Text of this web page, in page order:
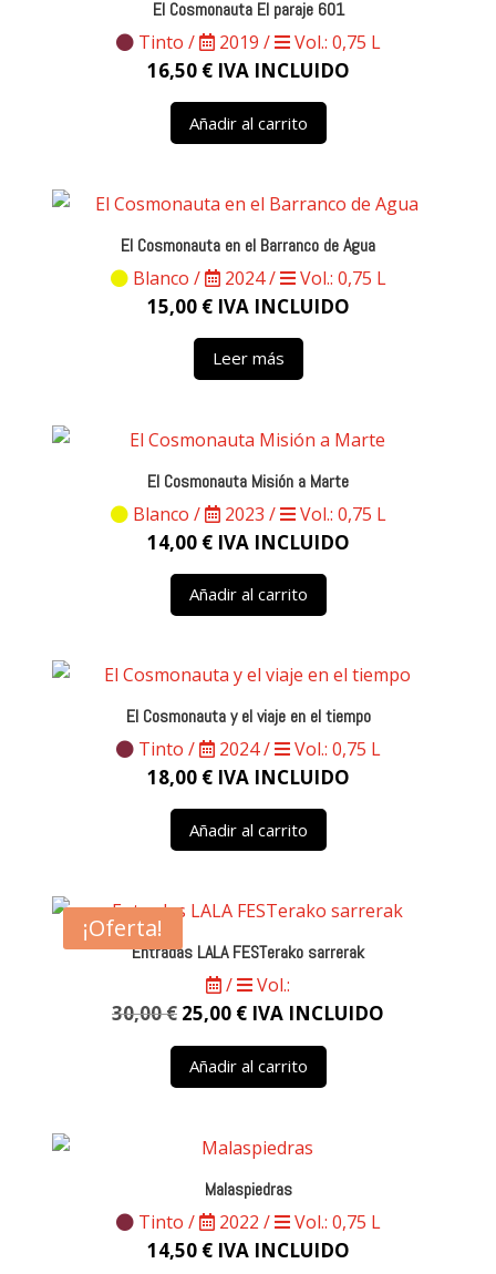
El Cosmonauta El paraje 601
Tinto / 2019 / Vol.: 0,75 L
16,50 € IVA INCLUIDO
Añadir al carrito
El Cosmonauta en el Barranco de Agua
Blanco / 2024 / Vol.: 0,75 L
15,00 € IVA INCLUIDO
Leer más
El Cosmonauta Misión a Marte
Blanco / 2023 / Vol.: 0,75 L
14,00 € IVA INCLUIDO
Añadir al carrito
El Cosmonauta y el viaje en el tiempo
Tinto / 2024 / Vol.: 0,75 L
18,00 € IVA INCLUIDO
Añadir al carrito
¡Oferta!
Entradas LALA FESTerako sarrerak
/ Vol.:
30,00€ El
precio
original
25,00 €El
precio
actual
IVA INCLUIDO
Añadir al carrito
Malaspiedras
Tinto / 2022 / Vol.: 0,75 L
14,50 € IVA INCLUIDO